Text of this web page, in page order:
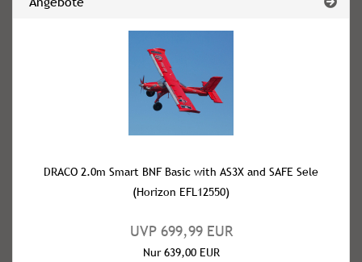
DRACO 2.0m Smart BNF Basic with AS3X and SAFE Sele
(Horizon EFL12550)
UVP 699,99 EUR
Nur 639,00 EUR